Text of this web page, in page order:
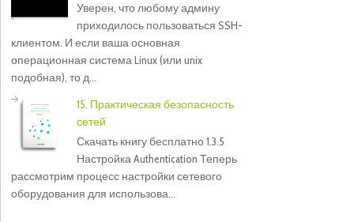
Уверен, что любому админу
приходилось пользоваться SSH-
клиентом. И если ваша основная
операционная система Linux (или unix
подобная), то д...
15. Практическая безопасность
сетей
Скачать книгу бесплатно 1.3.5
Настройка Authentication Теперь
рассмотрим процесс настройки сетевого
оборудования для использова...